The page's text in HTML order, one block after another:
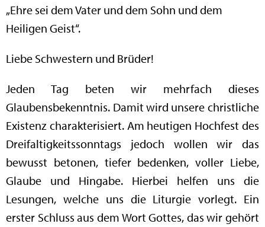
„Ehre sei dem Vater und dem Sohn und dem
Heiligen Geist“.
Liebe Schwestern und Brüder!
Jeden Tag beten wir mehrfach dieses
Glaubensbekenntnis. Damit wird unsere christliche
Existenz charakterisiert. Am heutigen Hochfest des
Dreifaltigkeitssonntags jedoch wollen wir das
bewusst betonen, tiefer bedenken, voller Liebe,
Glaube und Hingabe. Hierbei helfen uns die
Lesungen, welche uns die Liturgie vorlegt. Ein
erster Schluss aus dem Wort Gottes, das wir gehört